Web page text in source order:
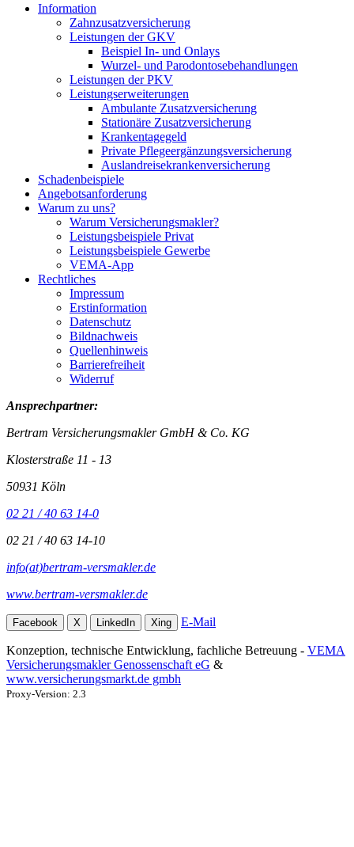
Information
Zahnzusatzversicherung
Leistungen der GKV
Beispiel In- und Onlays
Wurzel- und Parodontosebehandlungen
Leistungen der PKV
Leistungserweiterungen
Ambulante Zusatzversicherung
Stationäre Zusatzversicherung
Krankentagegeld
Private Pflegeergänzungsversicherung
Auslandreisekrankenversicherung
Schadenbeispiele
Angebotsanforderung
Warum zu uns?
Warum Versicherungsmakler?
Leistungsbeispiele Privat
Leistungsbeispiele Gewerbe
VEMA-App
Rechtliches
Impressum
Erstinformation
Datenschutz
Bildnachweis
Quellenhinweis
Barrierefreiheit
Widerruf
Ansprechpartner:
Bertram Versicherungsmakler GmbH & Co. KG
Klosterstraße 11 - 13
50931 Köln
02 21 / 40 63 14-0
02 21 / 40 63 14-10
info(at)bertram-versmakler.de
www.bertram-versmakler.de
Facebook X LinkedIn Xing E-Mail
Konzeption, technische Entwicklung, fachliche Betreuung - VEMA
Versicherungsmakler Genossenschaft eG &
www.versicherungsmarkt.de gmbh
Proxy-Version: 2.3